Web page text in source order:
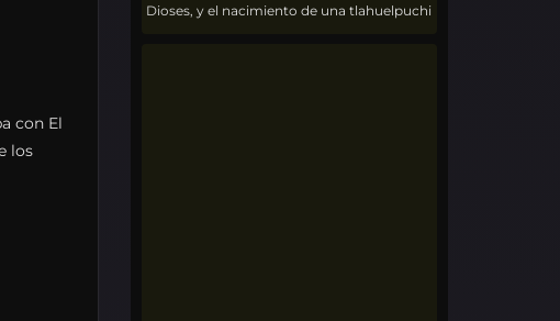
con El
los
Dioses, y el nacimiento de una tlahuelpuchi